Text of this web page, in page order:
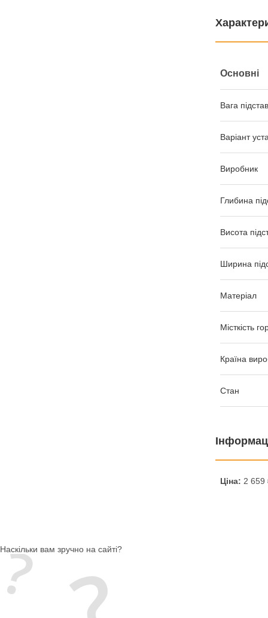
Основні
Вага
Варіант
Виробник
Глибина
Висота
Ширина
Матеріал
Місткість
Країна
Стан
Ціна: 2 659
Наскільки вам зручно на сайті?